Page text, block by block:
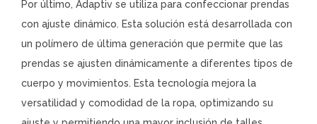
Por último, Adaptiv se utiliza para confeccionar prendas
con ajuste dinámico. Esta solución está desarrollada con
un polímero de última generación que permite que las
prendas se ajusten dinámicamente a diferentes tipos de
cuerpo y movimientos. Esta tecnología mejora la
versatilidad y comodidad de la ropa, optimizando su